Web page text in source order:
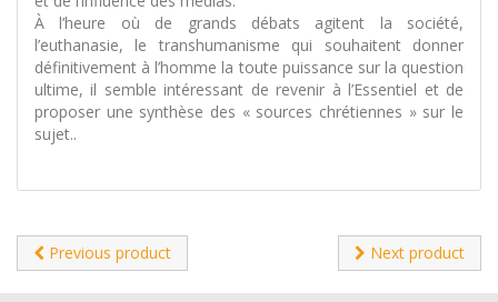
À l’heure où de grands débats agitent la société,
l’euthanasie, le transhumanisme qui souhaitent donner
définitivement à l’homme la toute puissance sur la question
ultime, il semble intéressant de revenir à l’Essentiel et de
proposer une synthèse des « sources chrétiennes » sur le
sujet..
Previous product Next product